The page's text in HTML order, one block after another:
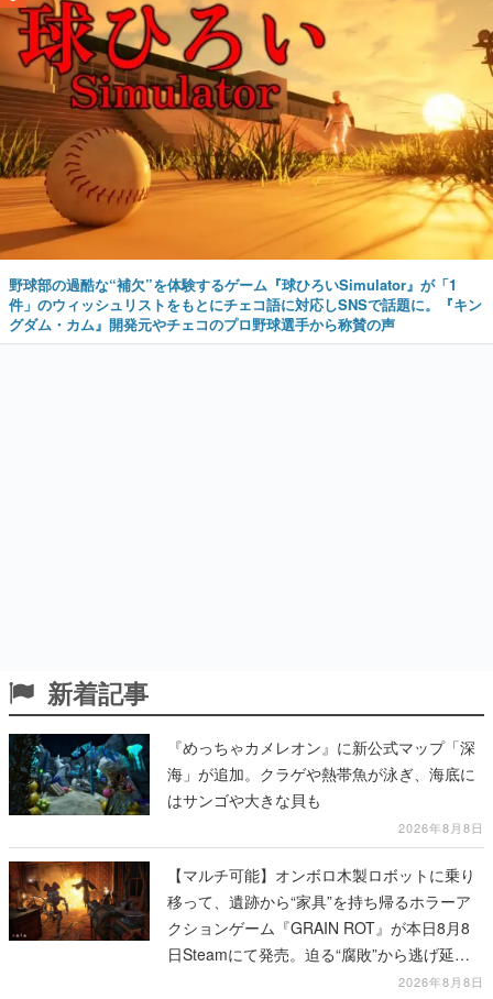
野球部の過酷な“補欠”を体験するゲーム『球ひろいSimulator』が「1
件」のウィッシュリストをもとにチェコ語に対応しSNSで話題に。『キン
グダム・カム』開発元やチェコのプロ野球選手から称賛の声
新着記事
『めっちゃカメレオン』に新公式マップ「深
海」が追加。クラゲや熱帯魚が泳ぎ、海底に
はサンゴや大きな貝も
2026年8月8日
【マルチ可能】オンボロ木製ロボットに乗り
移って、遺跡から“家具”を持ち帰るホラーア
クションゲーム『GRAIN ROT』が本日8月8
日Steamにて発売。迫る“腐敗”から逃げ延
2026年8月8日